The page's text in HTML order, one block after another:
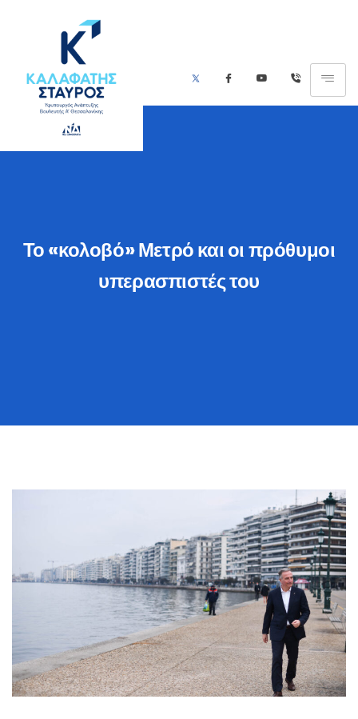
Το «κολοβό» Μετρό και οι πρόθυμοι
υπερασπιστές του